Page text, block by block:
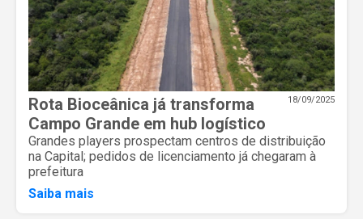
18/09/2025
Rota Bioceânica já transforma
Campo Grande em hub logístico
Grandes players prospectam centros de distribuição
na Capital; pedidos de licenciamento já chegaram à
prefeitura
Saiba mais